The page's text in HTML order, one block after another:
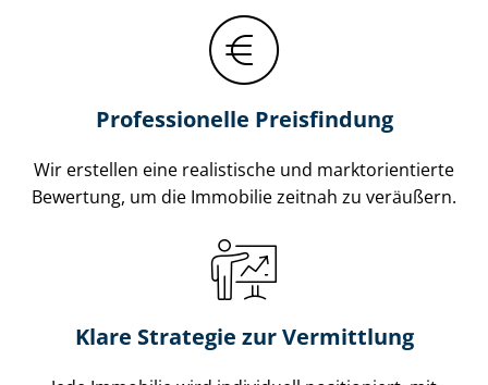
Professionelle Preisfindung
Wir erstellen eine realistische und markt­ori­en­tier­te
Bewertung, um die Immobilie zeitnah zu veräußern.
Klare Strategie zur Vermittlung